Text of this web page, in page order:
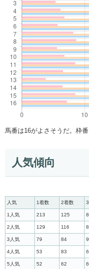
馬番は16がよさそうだ。枠
人気傾向
人気 1着数 2着数
1人気 213 125
2人気 129 116
3人気 79 84
4人気 53 83
5人気 52 62